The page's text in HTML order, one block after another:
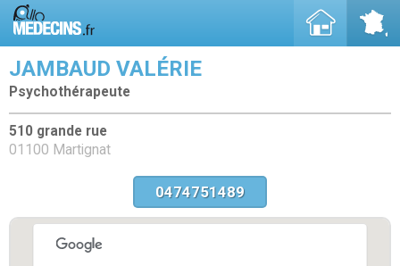
JAMBAUD VALÉRIE
Psychothérapeute
510 grande rue
01100 Martignat
0474751489